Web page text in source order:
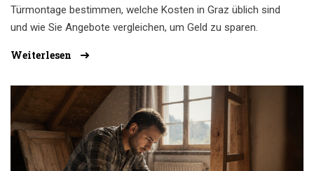
Türmontage bestimmen, welche Kosten in Graz üblich sind
und wie Sie Angebote vergleichen, um Geld zu sparen.
Weiterlesen